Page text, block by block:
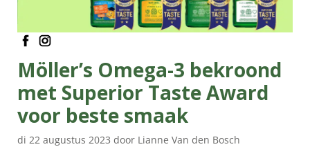
facebook
Möller’s Omega-3 bekroond
met Superior Taste Award
voor beste smaak
di 22 augustus 2023 door Lianne Van den Bosch